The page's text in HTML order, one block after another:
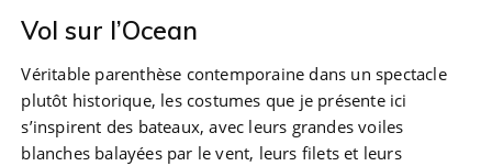
Vol sur l’Ocean
Véritable parenthèse contemporaine dans un spectacle
plutôt historique, les costumes que je présente ici
s’inspirent des bateaux, avec leurs grandes voiles
blanches balayées par le vent, leurs filets et leurs